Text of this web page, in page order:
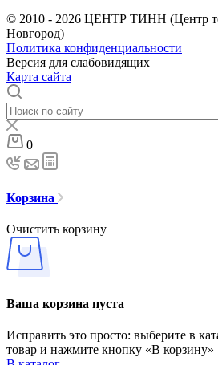
© 2010 - 2026 ЦЕНТР ТИНН (Центр
Новгород)
Политика конфиденциальности
Версия для слабовидящих
Карта сайта
0
Корзина
Очистить корзину
Ваша корзина пуста
Исправить это просто: выберите в
товар и нажмите кнопку «В корзину»